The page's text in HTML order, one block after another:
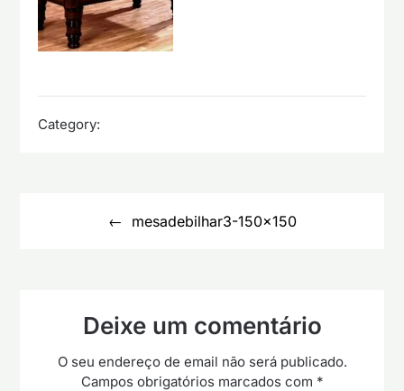
Category:
mesadebilhar3-150×150
Deixe um comentário
O seu endereço de email não será publicado.
Campos obrigatórios marcados com *